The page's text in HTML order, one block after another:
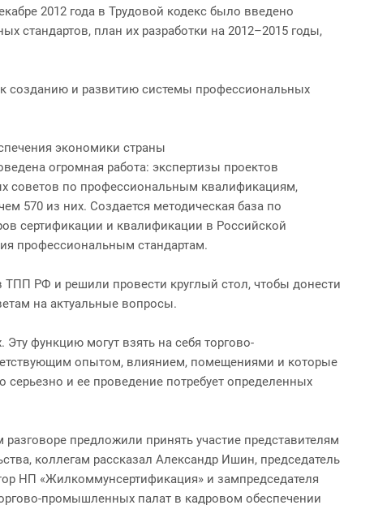
2012 года в Трудовой кодекс было введено
стандартов, план их разработки на 2012–2015 годы,
созданию и развитию системы профессиональных
экономики страны
огромная работа: экспертизы проектов
советов по профессиональным квалификациям,
570 из них. Создается методическая база по
сертификации и квалификации в Российской
профессиональным стандартам.
РФ и решили провести круглый стол, чтобы донести
на актуальные вопросы.
функцию могут взять на себя торгово-
опытом, влиянием, помещениями и которые
серьезно и ее проведение потребует определенных
предложили принять участие представителям
коллегам рассказал Александр Ишин, председатель
НП «Жилкоммунсертификация» и зампредседателя
промышленных палат в кадровом обеспечении